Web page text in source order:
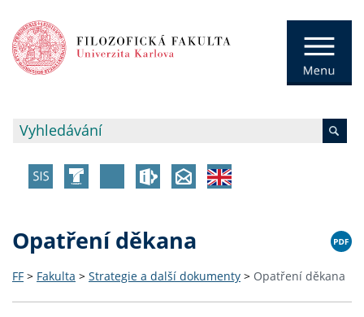
Opatření děkana
FF > Fakulta > Strategie a další dokumenty > Opatření děkana